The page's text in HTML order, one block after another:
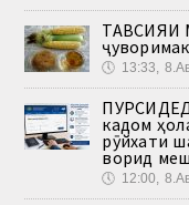
ТАВСИЯИ
🕔 13:33,
кадом
рӯйхати
ворид
🕔 12:00,